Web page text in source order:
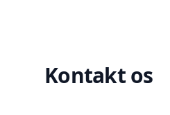
Kontakt os